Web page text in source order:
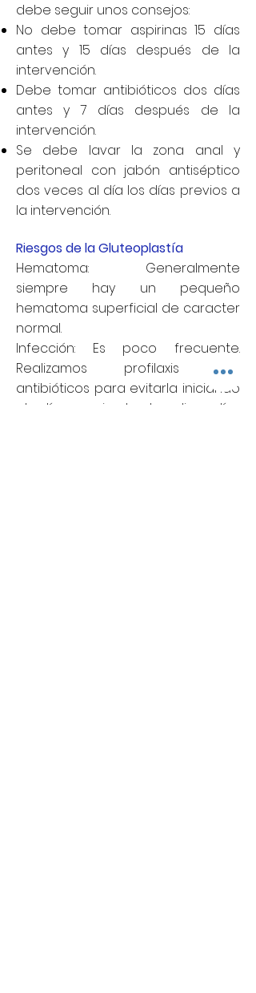
debe seguir unos consejos:
No debe tomar aspirinas 15 días
antes y 15 días después de la
intervención.
Debe tomar antibióticos dos días
antes y 7 días después de la
intervención.
Se debe lavar la zona anal y
peritoneal con jabón antiséptico
dos veces al día los días previos a
la intervención.
Riesgos de la Gluteoplastía
Hematoma: Generalmente
siempre hay un pequeño
hematoma superficial de caracter
normal.
Infección: Es poco frecuente.
Realizamos profilaxis con
antibióticos para evitarla iniciando
el día previo hasta diez días